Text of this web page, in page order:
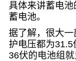
具体来讲蓄电
蓄电池。
据了解，很大
护电压都为
36伏的电池组